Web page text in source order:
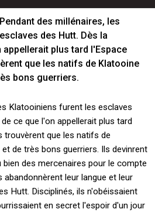
Pendant des millénaires, les
des Hutt. Dès la
appellerait plus tard l'Espace
que les natifs de Klatooine
bons guerriers.
Klatooiniens furent les esclaves
ce que l'on appellerait plus tard
trouvèrent que les natifs de
de très bons guerriers. Ils devinrent
des mercenaires pour le compte
abandonnèrent leur langue et leur
Hutt. Disciplinés, ils n'obéissaient
en secret l'espoir d'un jour